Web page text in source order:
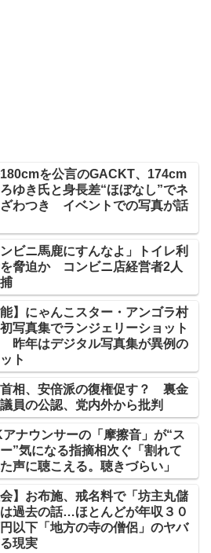
を公言のGACKT、174cm
ゆき氏と身長差“ほぼなし”でネ
ざわつき イベントでの写真が話
ンビニ馬鹿にすんなよ」トイレ利
脅迫か コンビニ店経営者2人
能】にゃんこスター・アンゴラ村
写真集でランジェリーショット
昨年はデジタル写真集が異例の
ト
相、安倍派の復権促す？ 裏金
員の公認、党内外から批判
アナウンサーの「摩擦音」が“ス
”気になる指摘相次ぐ「割れて
声に聴こえる。聴きづらい」
会】お布施、戒名料で「坊主丸儲
過去の話…ほとんどが年収３０
以下「地方の寺の僧侶」のヤバ
現実